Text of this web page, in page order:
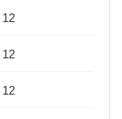
12
12
12